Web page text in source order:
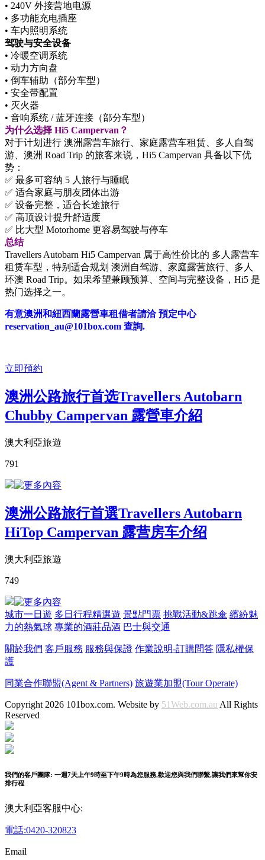
• 240V 外接营地电源
• 多功能充电插座
• 车内照明系统
驾驶与安全设备
• 冷暖空调系统
• 动力方向盘
• 倒车辅助（部分车型）
• 安全带配置
• 灭火器
• 音响系统 / 蓝牙连接（部分车型）
为什么选择 Hi5 Campervan？
对于计划进行 澳洲露营车旅行、家庭露营车租赁、多人自驾
游、澳洲 Road Trip 的旅客来说，Hi5 Campervan 具备以下优
势：
✅ 最多可容纳 5 人旅行与睡眠
✅ 适合家庭与朋友团体出游
✅ 设备完整，适合长途旅行
✅ 高顶设计提升舒适度
✅ 比大型 Motorhome 更容易驾驶与停车
总结
Travellers Autobarn Hi5 Campervan 属于高性价比的 多人露营车
租赁车型，特别适合规划 澳洲自驾游、家庭露营旅行、多人
环澳 Road Trip。如果希望兼顾预算、空间与完整设备，Hi5 是
热门选择之一。
有意澳洲和紐西蘭露營車租借者請洽 預定中心
reservation_au@101box.com 查詢.
立即預約
澳洲公路旅行首选Travellers Autobarn
Chubby Campervan 露營車介紹
澳大利亞旅遊
791
澳洲公路旅行首選Travellers Autobarn
HiTop Campervan 露营房车介绍
澳大利亞旅遊
749
城市一日遊 多日行程精選遊 景點門票 挑戰活動&跳傘 繽紛魅
力的熱氣球 專業的酒莊品酒 巴士與交通
關於我們 客戶服務 服務與保證 作業說明-訂購問答 隱私權保
護
同業合作聯盟(Agent & Partners) 旅遊業加盟(Tour Operate)
Copyright 2026 101box.com. Website by 51Web.com.au All Rights
Reserved
我們的客戶團隊: 一週7天上午9時至下午9時為您服務,歡迎您與我們聯繫,讓我們來幫你安
排行程
澳大利亞客服中心:
電話:0420-320823
Email